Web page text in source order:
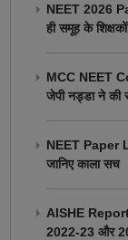
NEET 2026
ही समूह के
MCC NEET
जेपी नड्डा ने की
NEET Paper
जानिए काला सच
AISHE Reports:
2022-23 और